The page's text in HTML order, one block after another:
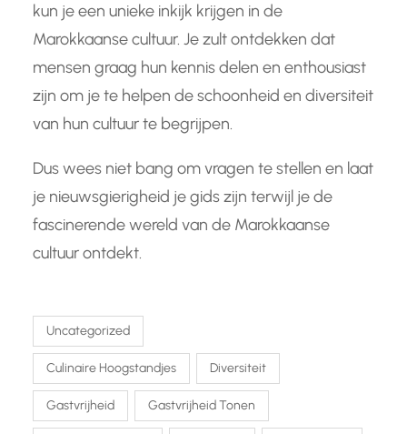
kun je een unieke inkijk krijgen in de
Marokkaanse cultuur. Je zult ontdekken dat
mensen graag hun kennis delen en enthousiast
zijn om je te helpen de schoonheid en diversiteit
van hun cultuur te begrijpen.
Dus wees niet bang om vragen te stellen en laat
je nieuwsgierigheid je gids zijn terwijl je de
fascinerende wereld van de Marokkaanse
cultuur ontdekt.
Uncategorized
Culinaire Hoogstandjes Diversiteit
Gastvrijheid Gastvrijheid Tonen